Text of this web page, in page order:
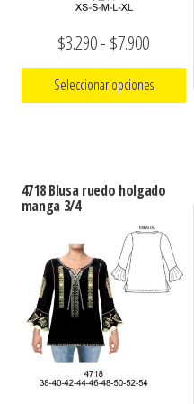
$3.290- $7.900Rango
de
precios:
hasta
$7.900
Seleccionar opciones
múltiples
variantes.
Las
opciones
se
pueden
elegir
en
4718 Blusa ruedo holgado
manga 3/4